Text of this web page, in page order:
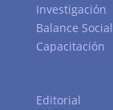
Investigación
Balance Social
Capacitación
Editorial